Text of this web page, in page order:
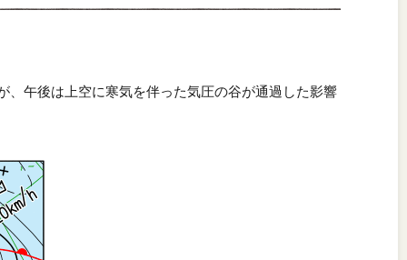
、午後は上空に寒気を伴った気圧の谷が通過した影響